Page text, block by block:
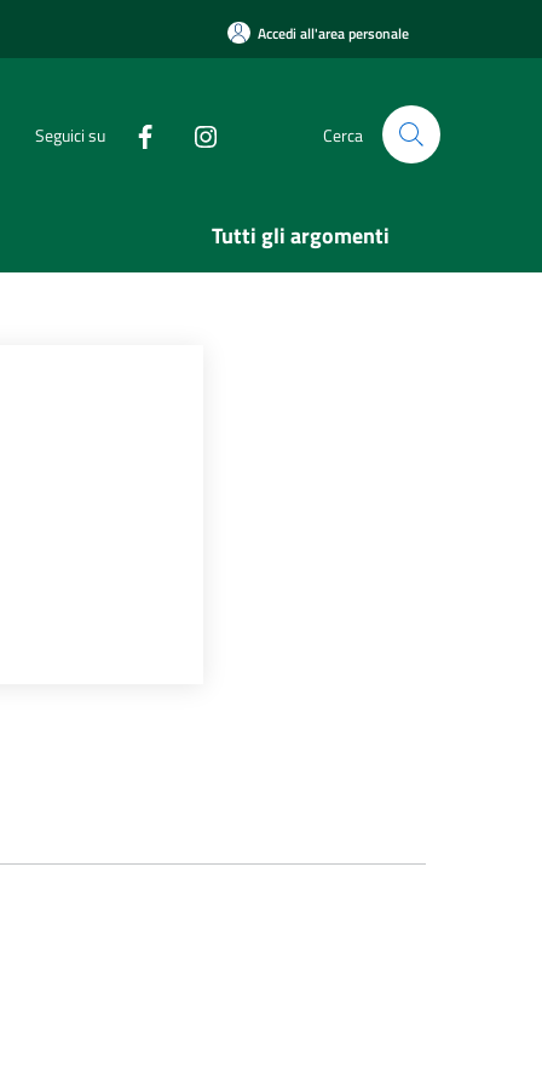
Accedi all'area personale
Seguici su Cerca
Tutti gli argomenti